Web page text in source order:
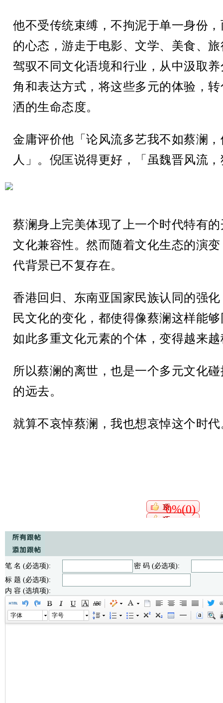
他不受传统束缚，不拘泥于单一身份
的心态，游走于电影、文学、美食、
驾驭不同文化语境和行业，从中汲取
角和表达方式，将这些多元的体验，
洒的生命态度。
金庸评价他「论风流多艺我不如蔡澜
人」。倪匡说得更好，「虽魏晋风流
蔡澜身上完美体现了上一个时代特有
文化兼容性。然而随着文化生态的演
代背景已不复存在。
香港回归、东南亚国家民族认同的强
民文化的变化，都使得像蔡澜这样能
如此多重文化元素的个体，变得越来
所以蔡澜的离世，也是一个多元文化
的远去。
就算不哀悼蔡澜，我也想哀悼这个时代
0%(0)
笔 名 (必选项):
密 码 (必选项):
标 题 (必选项):
内 容 (选填项):
字体 字号